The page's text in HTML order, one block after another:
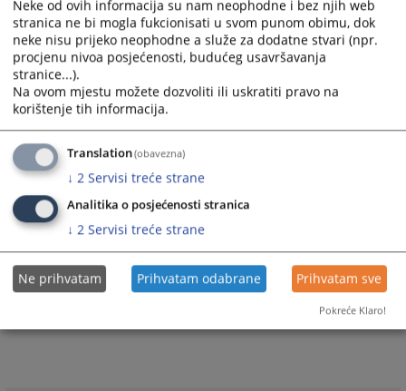
Trenutno nema vijesti
Neke od ovih informacija su nam neophodne i bez njih web
stranica ne bi mogla fukcionisati u svom punom obimu, dok
neke nisu prijeko neophodne a služe za dodatne stvari (npr.
procjenu nivoa posjećenosti, budućeg usavršavanja
stranice...).
Na ovom mjestu možete dozvoliti ili uskratiti pravo na
korištenje tih informacija.
Translation(obavezna)
↓ 2 Servisi treće strane
Analitika o posjećenosti stranica
↓ 2 Servisi treće strane
Ne prihvatam Prihvatam odabrane Prihvatam sve
Pokreće Klaro!